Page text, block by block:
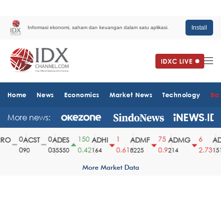
Informasi ekonomi, saham dan keuangan dalam satu aplikasi. Install
Home News Economics Market News Technology
More news:
ACST
90
ADES
35550
150
0.42
ADHI
164
0.61
ADMF
8225
75
0.9
ADMG
214
2.731510
More Market Data